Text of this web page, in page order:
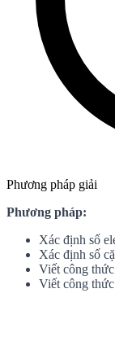
Phương pháp giải
Phương pháp:
Xác định số
Xác định số
Viết công
Viết công